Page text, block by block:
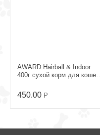
AWARD Hairball & Indoor
400г сухой корм для кошек
450.00 Р